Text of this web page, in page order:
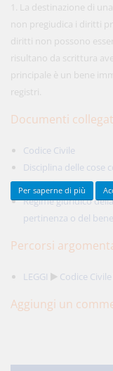
1. La destinazione di
non pregiudica i diritti
diritti non possono
risultano da scrittura
principale è un bene
registri.
Documenti
Codice Civile
Disciplina delle cose
Le pertinenze
Regime giuridico
pertinenza o del
Percorsi
LEGGI Codice Civile
Aggiungi un
Per saperne di più